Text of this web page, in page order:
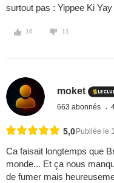
surtout pas : Yippee Ki Yay
10 11
moket
663 abonnés
5,0 Publiée le
Ca faisait longtemps que
monde... Et ça nous
de fumer mais